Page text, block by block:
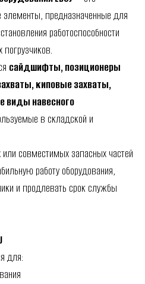
предназначенные для
работоспособности
погрузчиков.
сайдшифты, позиционеры
киповые захваты,
виды навесного
в складской и
совместимых запасных частей
работу оборудования,
и продлевать срок службы
для: